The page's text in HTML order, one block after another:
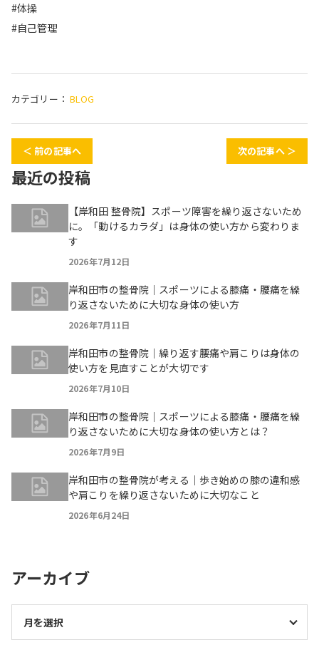
#体操
#自己管理
カテゴリー： BLOG
＜ 前の記事へ 次の記事へ ＞
最近の投稿
【岸和田 整骨院】スポーツ障害を繰り返さないため
に。「動けるカラダ」は身体の使い方から変わりま
す
2026年7月12日
岸和田市の整骨院｜スポーツによる膝痛・腰痛を繰
り返さないために大切な身体の使い方
2026年7月11日
岸和田市の整骨院｜繰り返す腰痛や肩こりは身体の
使い方を見直すことが大切です
2026年7月10日
岸和田市の整骨院｜スポーツによる膝痛・腰痛を繰
り返さないために大切な身体の使い方とは？
2026年7月9日
岸和田市の整骨院が考える｜歩き始めの膝の違和感
や肩こりを繰り返さないために大切なこと
2026年6月24日
アーカイブ